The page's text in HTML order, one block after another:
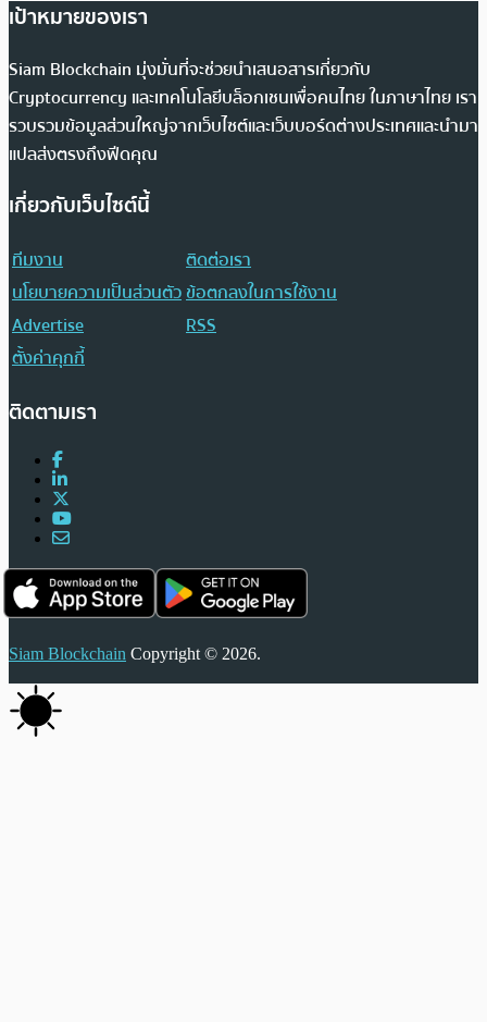
เป้าหมายของเรา
Siam Blockchain มุ่งมั่นที่จะช่วยนำเสนอสารเกี่ยวกับ
Cryptocurrency และเทคโนโลยีบล็อกเชนเพื่อคนไทย ในภาษาไทย เรา
รวบรวมข้อมูลส่วนใหญ่จากเว็บไซต์และเว็บบอร์ดต่างประเทศและนำมา
แปลส่งตรงถึงฟีดคุณ
เกี่ยวกับเว็บไซต์นี้
ทีมงาน
ติดต่อเรา
นโยบายความเป็นส่วนตัวข้อตกลงในการใช้งาน
Advertise
RSS
ตั้งค่าคุกกี้
ติดตามเรา
Siam Blockchain Copyright © 2026.